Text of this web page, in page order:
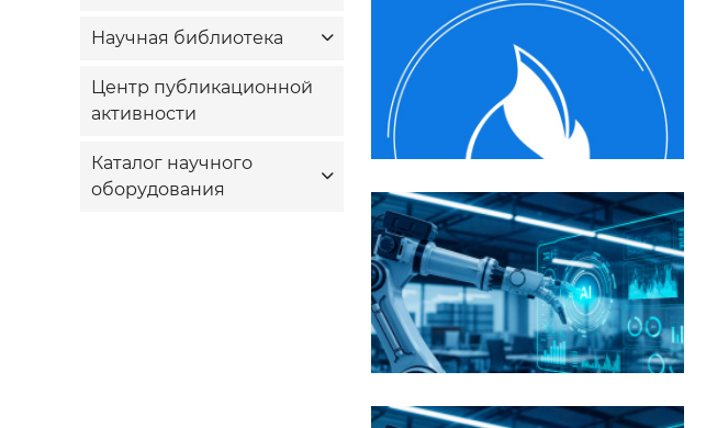
Научная библиотека
Центр публикационной
активности
Каталог научного
оборудования